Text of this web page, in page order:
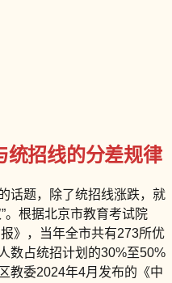
统招线的分差规律
话题，除了统招线涨跌，就
。根据北京市教育考试院
》，当年全市共有273所优
数占统招计划的30%至50%
教委2024年4月发布的《中